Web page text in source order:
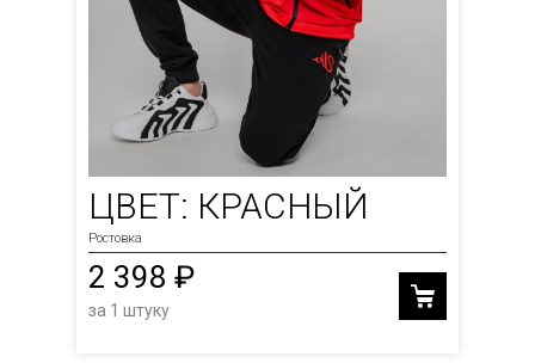
ЦВЕТ: КРАСНЫЙ
Ростовка
2 398 ₽
за 1 штуку